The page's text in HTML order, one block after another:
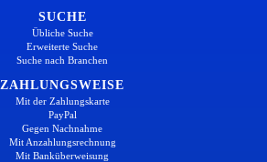
SUCHE
Übliche Suche
Erweiterte Suche
Suche nach Branchen
ZAHLUNGSWEISE
Mit der Zahlungskarte
PayPal
Gegen Nachnahme
Mit Anzahlungsrechnung
Mit Banküberweisung